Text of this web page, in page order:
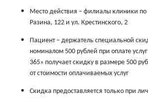
Место действия – филиалы клиники по
Разина, 122 и ул. Крестинского, 2
Пациент – держатель специальной
номиналом 500 рублей при оплате
365» получает скидку в размере 500
от стоимости оплачиваемых услуг
Скидка предоставляется только при